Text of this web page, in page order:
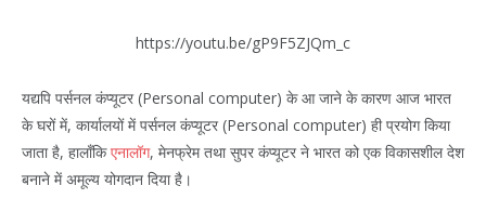
https://youtu.be/gP9F5ZJQm_c
यद्यपि पर्सनल कंप्यूटर (Personal computer) के आ जाने के कारण आज भारत
के घरों में, कार्यालयों में पर्सनल कंप्यूटर (Personal computer) ही प्रयोग किया
जाता है, हालाँकिएनालॉग, मेनफ्रेम तथा सुपर कंप्यूटर ने भारत को एक विकासशील देश
बनाने में अमूल्य योगदान दिया है।